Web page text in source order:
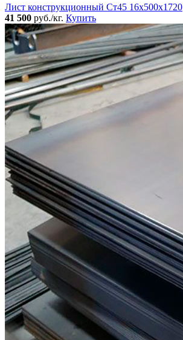
Лист конструкционный Ст45 16х500х1720
41 500 руб./кг. Купить